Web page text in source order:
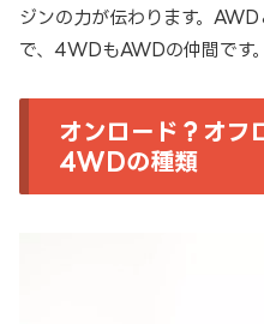
ジンの力が伝わります。
で、4WDもAWDの仲間です。
オンロード？オフ
4WDの種類